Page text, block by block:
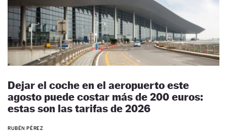
Dejar el coche en el aeropuerto este
agosto puede costar más de 200 euros:
estas son las tarifas de 2026
RUBÉN PÉREZ